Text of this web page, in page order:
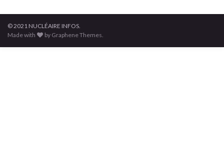
© 2021 NUCLÉAIRE INFOS.
Made with
by Graphene Themes.